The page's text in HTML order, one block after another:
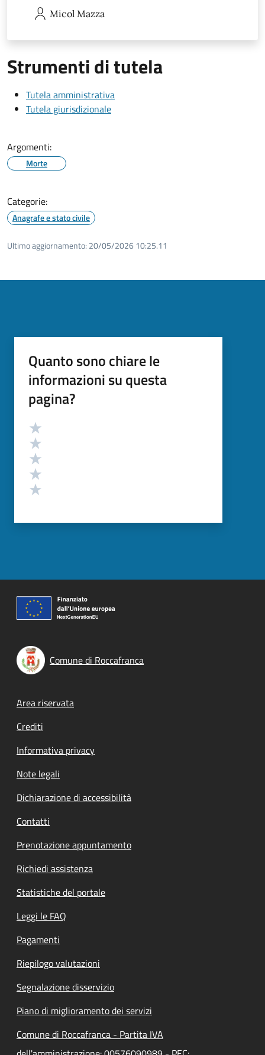
Micol Mazza
Strumenti di tutela
Tutela amministrativa
Tutela giurisdizionale
Argomenti:
Morte
Categorie:
Anagrafe e stato civile
Ultimo aggiornamento: 20/05/2026 10:25.11
Quanto sono chiare le
informazioni su questa
pagina?
Valutazione
Comune di Roccafranca
Footer menu
Area riservata
Crediti
Informativa privacy
Note legali
Dichiarazione di accessibilità
Contatti
Prenotazione appuntamento
Richiedi assistenza
Statistiche del portale
Leggi le FAQ
Pagamenti
Riepilogo valutazioni
Segnalazione disservizio
Piano di miglioramento dei servizi
Comune di Roccafranca - Partita IVA